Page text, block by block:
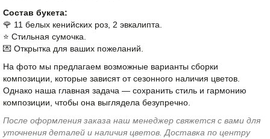
Состав букета:
🌹 11 белых кенийских роз, 2 эвкалипта.
⭐️ Стильная сумочка.
💌 Открытка для ваших пожеланий.
На фото мы предлагаем возможные варианты сборки
композиции, которые зависят от сезонного наличия цветов.
Однако наша главная задача — сохранить стиль и гармонию
композиции, чтобы она выглядела безупречно.
После оформления заказа наш менеджер свяжется с вами для
уточнения деталей и наличия цветов. Доставка по центру